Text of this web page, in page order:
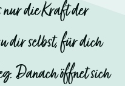
die Kraft der
dir selbst, für dich
Danach öffnet sich